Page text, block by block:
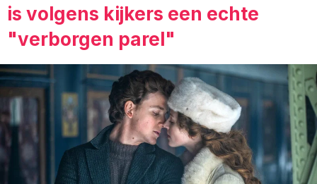
is volgens kijkers een echte
"verborgen parel"